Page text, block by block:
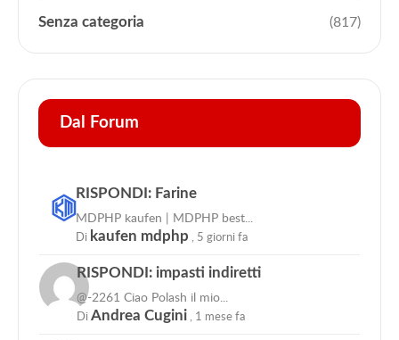
Senza categoria (817)
Dal Forum
RISPONDI: Farine
MDPHP kaufen | MDPHP best...
Di kaufen mdphp , 5 giorni fa
RISPONDI: impasti indiretti
@-2261 Ciao Polash il mio...
DiAndrea Cugini , 1 mese fa